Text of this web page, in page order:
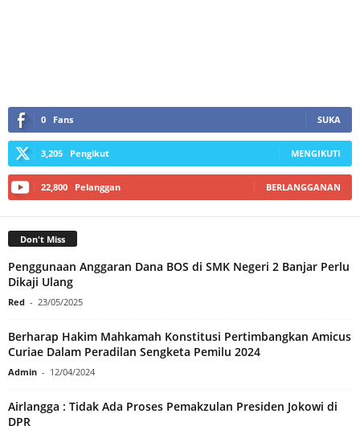
0 Fans SUKA
3,205 Pengikut MENGIKUTI
22,800 Pelanggan BERLANGGANAN
Don't Miss
Penggunaan Anggaran Dana BOS di SMK Negeri 2 Banjar Perlu
Dikaji Ulang
Red - 23/05/2025
Berharap Hakim Mahkamah Konstitusi Pertimbangkan Amicus
Curiae Dalam Peradilan Sengketa Pemilu 2024
Admin - 12/04/2024
Airlangga : Tidak Ada Proses Pemakzulan Presiden Jokowi di
DPR